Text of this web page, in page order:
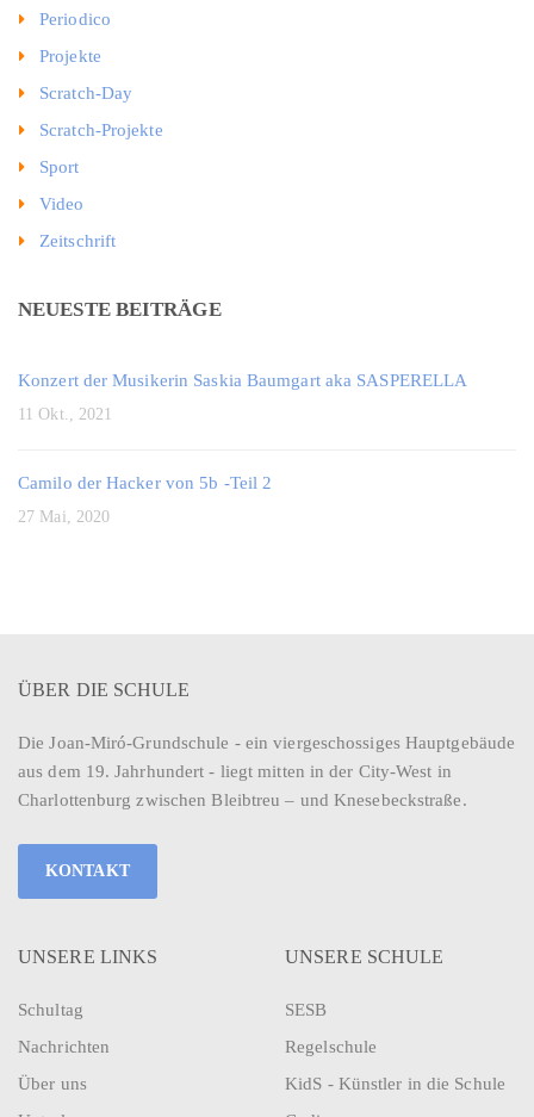
Periodico
Projekte
Scratch-Day
Scratch-Projekte
Sport
Video
Zeitschrift
NEUESTE BEITRÄGE
Konzert der Musikerin Saskia Baumgart aka SASPERELLA
11 Okt., 2021
Camilo der Hacker von 5b -Teil 2
27 Mai, 2020
ÜBER DIE SCHULE
Die Joan-Miró-Grundschule - ein viergeschossiges Hauptgebäude
aus dem 19. Jahrhundert - liegt mitten in der City-West in
Charlottenburg zwischen Bleibtreu – und Knesebeckstraße.
KONTAKT
UNSERE LINKS
Schultag
Nachrichten
Über uns
UNSERE SCHULE
SESB
Regelschule
KidS - Künstler in die Schule